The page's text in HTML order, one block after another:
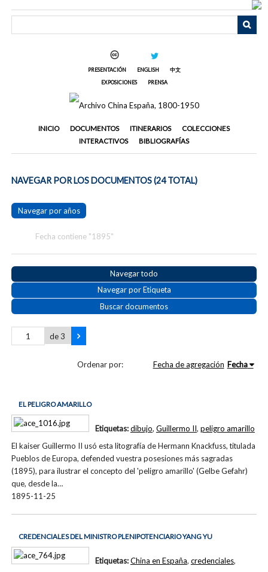
PRESENTACIÓN ENGLISH
中文
EXPOSICIONES
PRENSA
INICIO DOCUMENTOS ITINERARIOS
COLECCIONES
INTERACTIVOS
BIBLIOGRAFÍAS
NAVEGAR POR LOS DOCUMENTOS (24 TOTAL)
Navegar por años
Fecha contiene "1895"
Navegar todo
Navegar por Etiqueta
Buscar documentos
de 3
Ordenar por: Fecha de agregación Fecha
EL PELIGRO AMARILLO
El kaiser Guillermo II usó esta litografía de Hermann Knackfuss, titulada
Pueblos de Europa, defended vuestra posesiones más sagradas
(1895), para ilustrar el concepto del 'peligro amarillo' (Gelbe Gefahr)
que, desde la…
1895-11-25
Etiquetas:dibujo, Guillermo II, peligro amarillo
CREDENCIALES DEL MINISTRO PLENIPOTENCIARIO YANG YU
Etiquetas:China en España, credenciales,